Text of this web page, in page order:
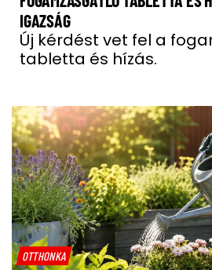
IGAZSÁG
Új kérdést vet fel a
tabletta és hízás.
OTTHONKA